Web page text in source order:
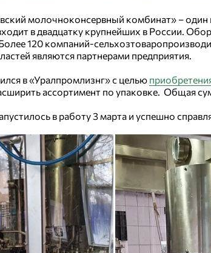
молочноконсервный комбинат» – один
в двадцатку крупнейших в России.
120 компаний-
являются партнерами предприятия.
в «Уралпромлизнг» с целью
ассортимент по упаковке. Общая
в работу 3 марта и успешно